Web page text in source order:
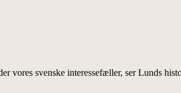
vores svenske interessefæller, ser Lunds